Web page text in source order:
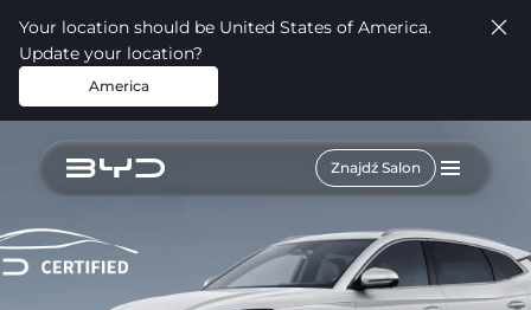
Your location should be United States of America.
Update your location?
America
Znajdź Salon